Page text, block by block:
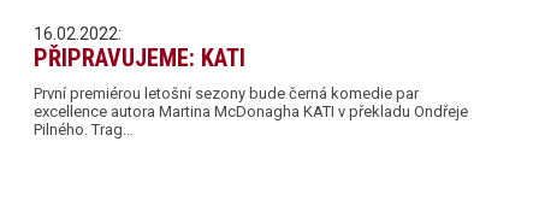
16.02.2022:
PŘIPRAVUJEME: KATI
První premiérou letošní sezony bude černá komedie par
excellence autora Martina McDonagha KATI v překladu Ondřeje
Pilného. Trag…